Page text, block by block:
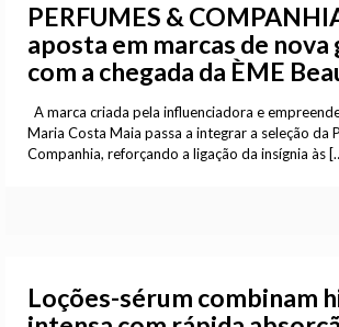
PERFUMES &
aposta em marcas de nova
com a chegada da ÈME
A marca criada pela influenciadora e
Maria Costa Maia passa a integrar a seleção da
Companhia, reforçando a ligação da insígnia às
Loções-sérum combinam